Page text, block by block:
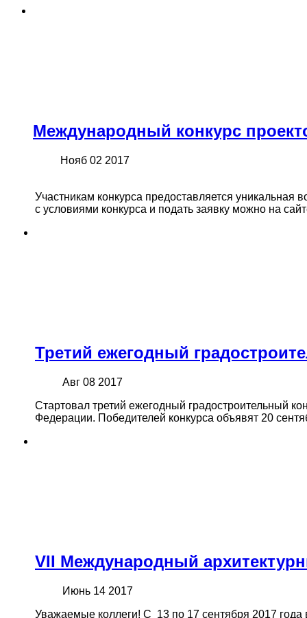
Международный конкурс
Нояб 02 2017
Участникам конкурса предоставляется уникальная
с условиями конкурса и подать заявку можно на
Третий ежегодный
Авг 08 2017
Стартовал третий ежегодный градостроительный
Федерации. Победителей конкурса объявят 20
VII Международный
Июнь 14 2017
Уважаемые коллеги! С 13 по 17 сентября 2017